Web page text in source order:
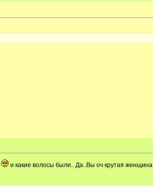
и какие волосы были.. Да..Вы оч крутая женщина